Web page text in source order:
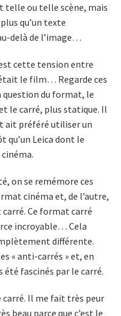
telle ou telle scène, mais
qu’un texte
delà de l’image…
cette tension entre
le film… Regarde ces
question du format, le
le carré, plus statique. Il
ait préféré utiliser un
qu’un Leica dont le
on se remémore ces
cinéma et, de l’autre,
Ce format carré
incroyable… Cela
différente.
« anti-carrés » et, en
fascinés par le carré.
carré. Il me fait très peur
beau parce que c’est le